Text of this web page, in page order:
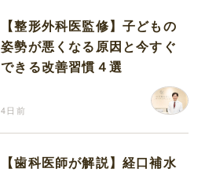
【整形外科医監修】子どもの
姿勢が悪くなる原因と今すぐ
できる改善習慣４選
4日前
【歯科医師が解説】経口補水